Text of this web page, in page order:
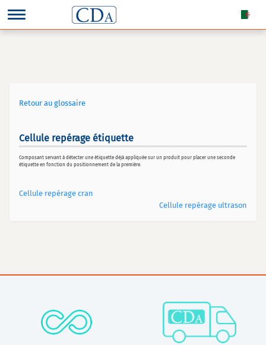
Retour au glossaire
Cellule repérage étiquette
Composant servant à détecter une étiquette déjà appliquée sur un produit pour placer une seconde
étiquette en fonction du positionnement de la première.
Cellule repérage cran
Cellule repérage ultrason